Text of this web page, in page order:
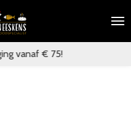
vanaf € 75!